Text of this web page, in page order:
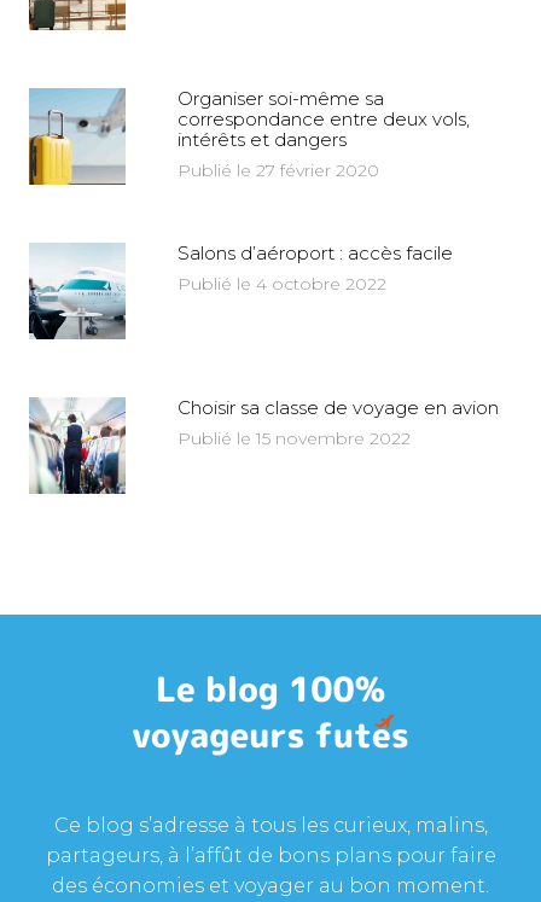
Organiser soi-même sa
correspondance entre deux vols,
intérêts et dangers
Publié le 27 février 2020
Salons d’aéroport : accès facile
Publié le 4 octobre 2022
Choisir sa classe de voyage en avion
Publié le 15 novembre 2022
Ce blog s’adresse à tous les curieux, malins,
partageurs, à l’affût de bons plans pour faire
des économies et voyager au bon moment.